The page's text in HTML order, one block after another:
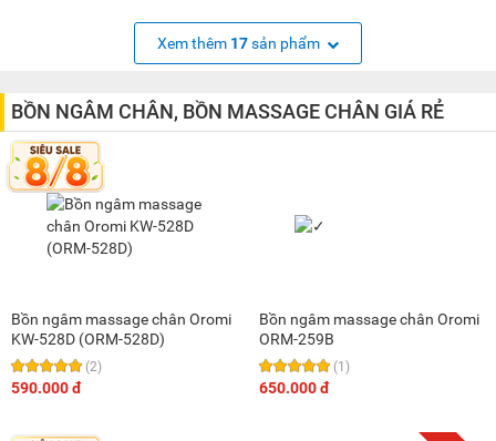
Xem thêm 17sản phẩm
BỒN NGÂM CHÂN, BỒN MASSAGE CHÂN GIÁ RẺ
Bồn ngâm massage chân Oromi
KW-528D (ORM-528D)
(2)
590.000 đ
Bồn ngâm massage chân Oromi
ORM-259B
(1)
650.000 đ